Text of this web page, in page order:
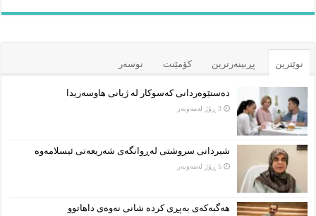
نوێترین پڕبینەرترین کۆمێنت نوسەر
دەستێوەردانی کەسوکار لە ژیانی هاوسەریدا
3 ڕۆژ لەمەوبەر
شیردانی سروشتی لەڕوانگەی شەریعەتی ئیسلامەوە
5 ڕۆژ لەمەوبەر
هەگبەکەی بەپڕی کردە شانی نەوەی داهاتوو